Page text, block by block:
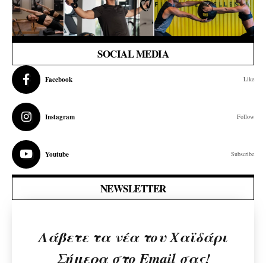
SOCIAL MEDIA
Facebook Like
Instagram Follow
Youtube Subscribe
NEWSLETTER
Λάβετε τα νέα του Χαϊδάρι
Σήμερα στο Email σας!